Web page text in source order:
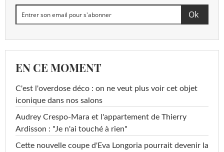
EN CE MOMENT
C'est l'overdose déco : on ne veut plus voir cet objet
iconique dans nos salons
Audrey Crespo-Mara et l'appartement de Thierry
Ardisson : "Je n'ai touché à rien"
Cette nouvelle coupe d'Eva Longoria pourrait devenir la